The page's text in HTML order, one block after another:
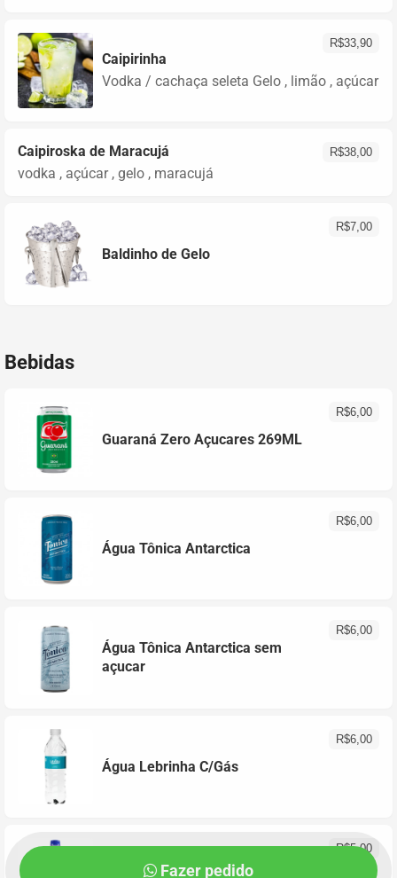
R$33,90
Caipirinha
Vodka / cachaça seleta Gelo , limão , açúcar
R$38,00
Caipiroska de Maracujá
vodka , açúcar , gelo , maracujá
R$7,00
Baldinho de Gelo
Bebidas
R$6,00
Guaraná Zero Açucares 269ML
R$6,00
Água Tônica Antarctica
R$6,00
Água Tônica Antarctica sem
açucar
R$6,00
Água Lebrinha C/Gás
R$5,00
Fazer pedido